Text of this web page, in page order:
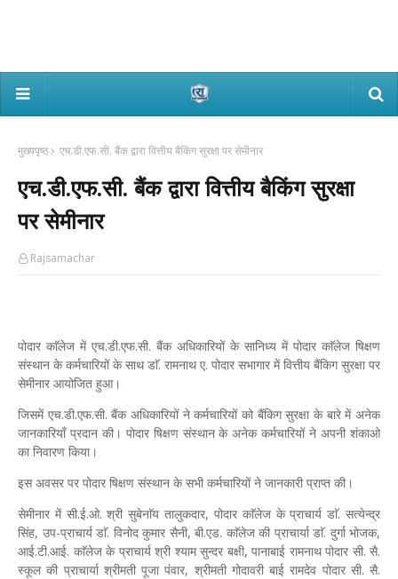
मुख्यपृष्ठ एच.डी.एफ.सी. बैंक द्वारा वित्तीय बैकिंग सुरक्षा पर सेमीनार
एच.डी.एफ.सी. बैंक द्वारा वित्तीय बैकिंग सुरक्षा
पर सेमीनार
Rajsamachar
पोदार काॅलेज में एच.डी.एफ.सी. बैंक अधिकारियों के सानिध्य में पोदार काॅलेज षिक्षण
संस्थान के कर्मचारियों के साथ डाॅ. रामनाथ ए. पोदार सभागार में वित्तीय बैंकिग सुरक्षा पर
सेमीनार आयोजित हुआ।
जिसमें एच.डी.एफ.सी. बैंक अधिकारियों ने कर्मचारियों को बैंकिग सुरक्षा के बारे में अनेक
जानकारियाँ प्रदान की। पोदार षिक्षण संस्थान के अनेक कर्मचारियों ने अपनी शंकाओ
का निवारण किया।
इस अवसर पर पोदार षिक्षण संस्थान के सभी कर्मचारियों ने जानकारी प्राप्त की।
सेमीनार में सी.ई.ओ. श्री सुबेनाॅय तालुकदार, पोदार काॅलेज के प्राचार्य डाॅ. सत्येन्द्र
सिंह, उप-प्राचार्य डाॅ. विनोद कुमार सैनी, बी.एड. काॅलेज की प्राचार्या डाॅ. दुर्गा भोजक,
आई.टी.आई. काॅलेज के प्राचार्य श्री श्याम सुन्दर बक्षी, पानाबाई रामनाथ पोदार सी. सै.
स्कूल की प्राचार्या श्रीमती पूजा पंवार, श्रीमती गोदावरी बाई रामदेव पोदार सी. सै.